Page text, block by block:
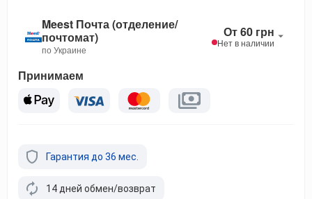
Meest Почта (отделение/
почтомат)
по Украине
От 60 грн
Нет в наличии
Принимаем
Гарантия до 36 мес.
14 дней обмен/возврат